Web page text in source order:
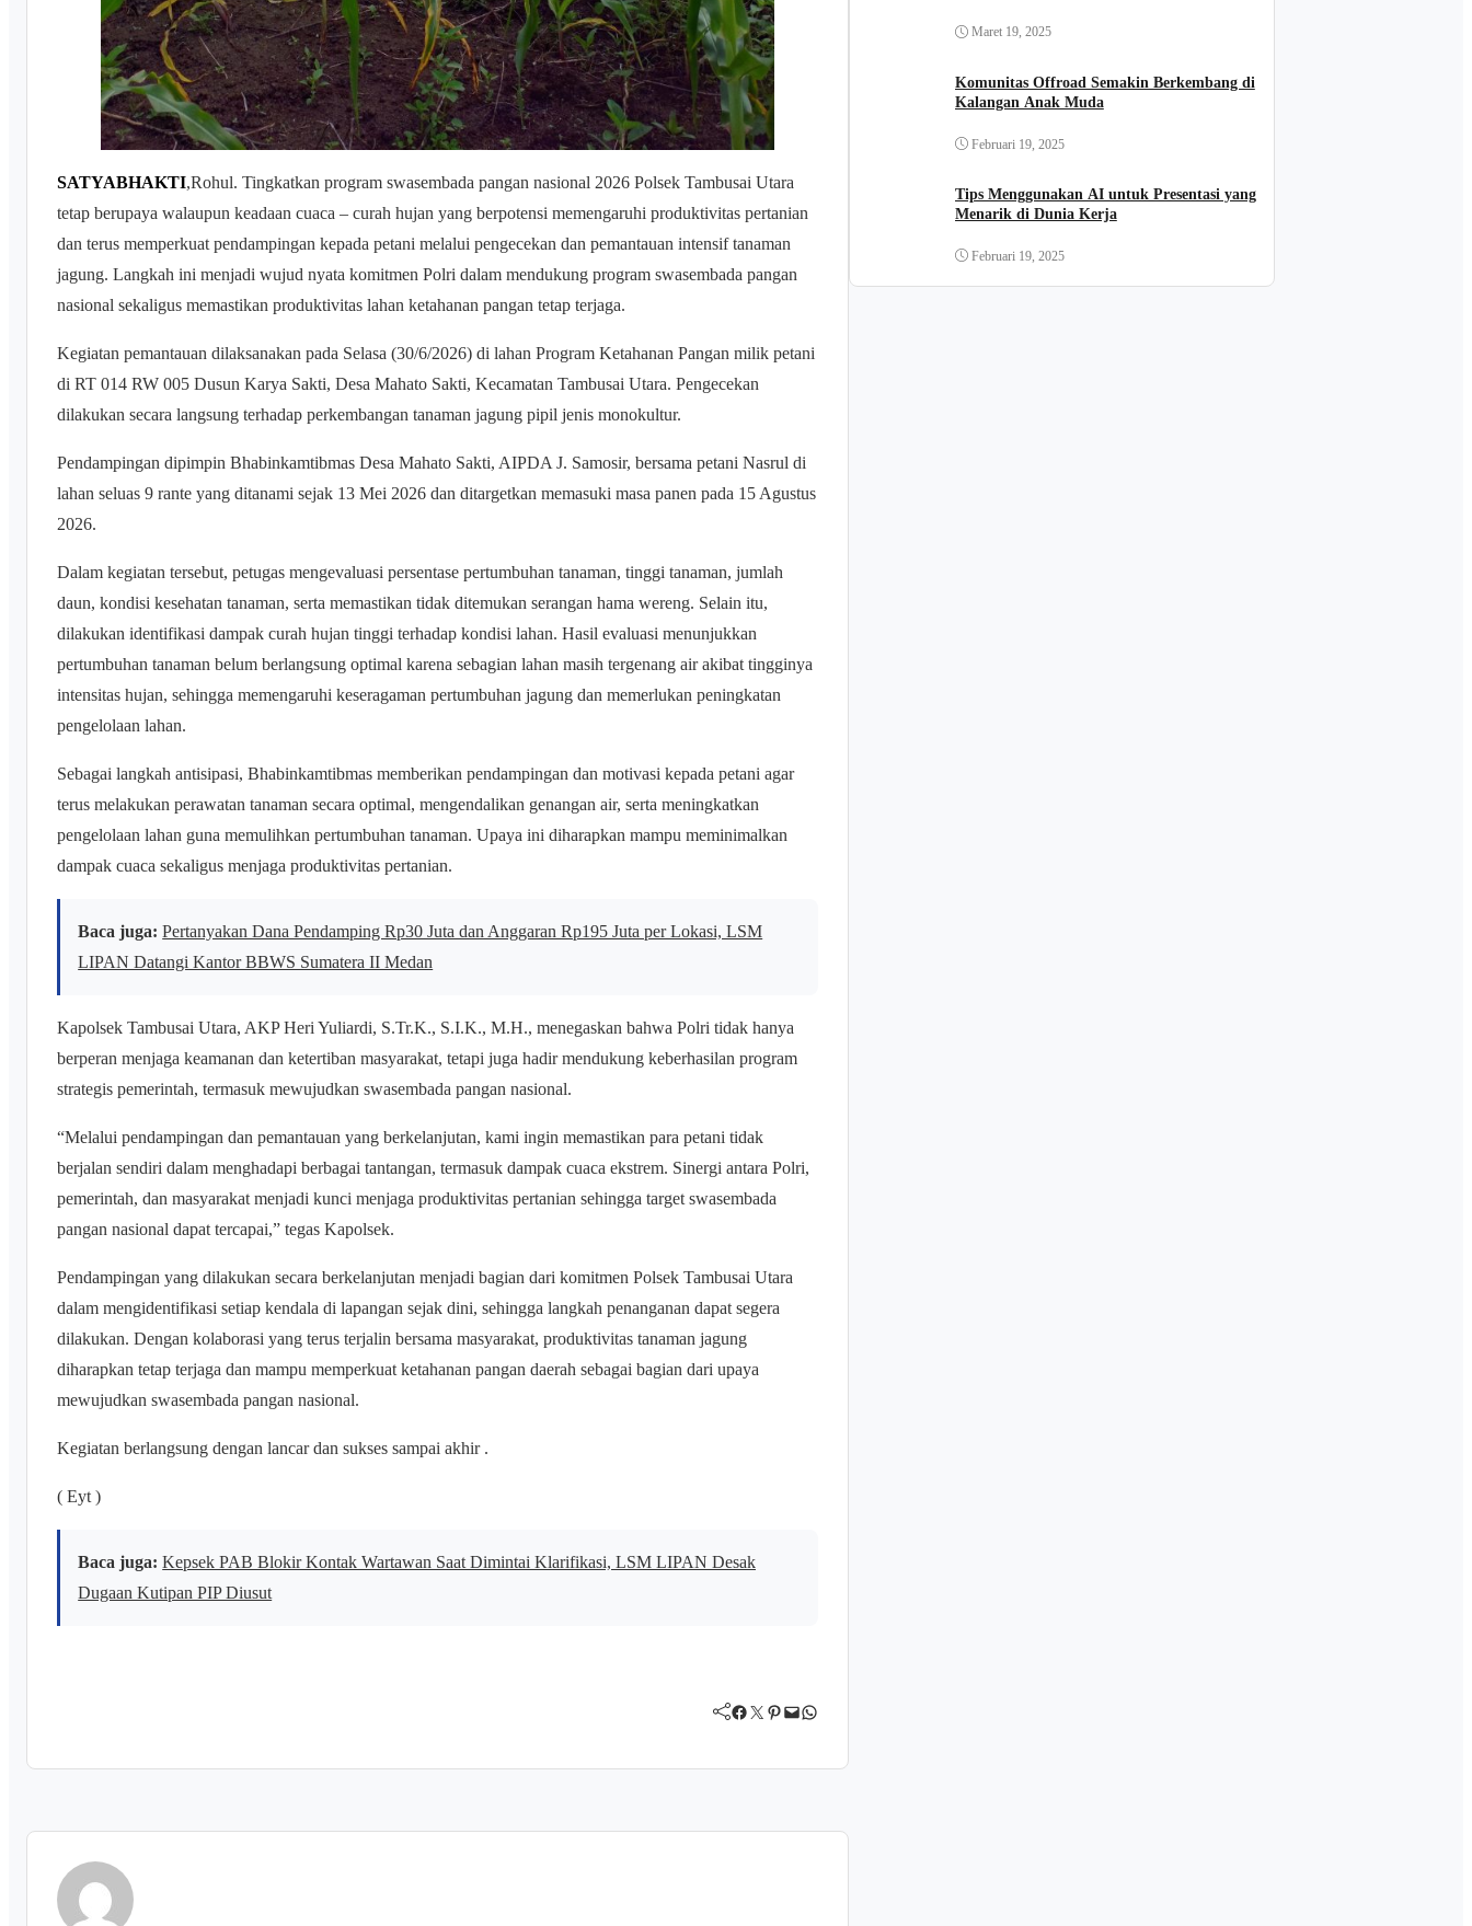
SATYABHAKTI,Rohul. Tingkatkan program swasembada pangan nasional 2026 Polsek Tambusai Utara
tetap berupaya walaupun keadaan cuaca – curah hujan yang berpotensi memengaruhi produktivitas pertanian
dan terus memperkuat pendampingan kepada petani melalui pengecekan dan pemantauan intensif tanaman
jagung. Langkah ini menjadi wujud nyata komitmen Polri dalam mendukung program swasembada pangan
nasional sekaligus memastikan produktivitas lahan ketahanan pangan tetap terjaga.
Kegiatan pemantauan dilaksanakan pada Selasa (30/6/2026) di lahan Program Ketahanan Pangan milik petani
di RT 014 RW 005 Dusun Karya Sakti, Desa Mahato Sakti, Kecamatan Tambusai Utara. Pengecekan
dilakukan secara langsung terhadap perkembangan tanaman jagung pipil jenis monokultur.
Pendampingan dipimpin Bhabinkamtibmas Desa Mahato Sakti, AIPDA J. Samosir, bersama petani Nasrul di
lahan seluas 9 rante yang ditanami sejak 13 Mei 2026 dan ditargetkan memasuki masa panen pada 15 Agustus
2026.
Dalam kegiatan tersebut, petugas mengevaluasi persentase pertumbuhan tanaman, tinggi tanaman, jumlah
daun, kondisi kesehatan tanaman, serta memastikan tidak ditemukan serangan hama wereng. Selain itu,
dilakukan identifikasi dampak curah hujan tinggi terhadap kondisi lahan. Hasil evaluasi menunjukkan
pertumbuhan tanaman belum berlangsung optimal karena sebagian lahan masih tergenang air akibat tingginya
intensitas hujan, sehingga memengaruhi keseragaman pertumbuhan jagung dan memerlukan peningkatan
pengelolaan lahan.
Sebagai langkah antisipasi, Bhabinkamtibmas memberikan pendampingan dan motivasi kepada petani agar
terus melakukan perawatan tanaman secara optimal, mengendalikan genangan air, serta meningkatkan
pengelolaan lahan guna memulihkan pertumbuhan tanaman. Upaya ini diharapkan mampu meminimalkan
dampak cuaca sekaligus menjaga produktivitas pertanian.
Baca juga: Pertanyakan Dana Pendamping Rp30 Juta dan Anggaran Rp195 Juta per Lokasi, LSM
LIPAN Datangi Kantor BBWS Sumatera II Medan
Kapolsek Tambusai Utara, AKP Heri Yuliardi, S.Tr.K., S.I.K., M.H., menegaskan bahwa Polri tidak hanya
berperan menjaga keamanan dan ketertiban masyarakat, tetapi juga hadir mendukung keberhasilan program
strategis pemerintah, termasuk mewujudkan swasembada pangan nasional.
“Melalui pendampingan dan pemantauan yang berkelanjutan, kami ingin memastikan para petani tidak
berjalan sendiri dalam menghadapi berbagai tantangan, termasuk dampak cuaca ekstrem. Sinergi antara Polri,
pemerintah, dan masyarakat menjadi kunci menjaga produktivitas pertanian sehingga target swasembada
pangan nasional dapat tercapai,” tegas Kapolsek.
Pendampingan yang dilakukan secara berkelanjutan menjadi bagian dari komitmen Polsek Tambusai Utara
dalam mengidentifikasi setiap kendala di lapangan sejak dini, sehingga langkah penanganan dapat segera
dilakukan. Dengan kolaborasi yang terus terjalin bersama masyarakat, produktivitas tanaman jagung
diharapkan tetap terjaga dan mampu memperkuat ketahanan pangan daerah sebagai bagian dari upaya
mewujudkan swasembada pangan nasional.
Kegiatan berlangsung dengan lancar dan sukses sampai akhir .
( Eyt )
Baca juga: Kepsek PAB Blokir Kontak Wartawan Saat Dimintai Klarifikasi, LSM LIPAN Desak
Dugaan Kutipan PIP Diusut
Facebook Twitter Pinterest Mail WhatsApp
Maret 19, 2025
Komunitas Offroad Semakin Berkembang di
Kalangan Anak Muda
Februari 19, 2025
Tips Menggunakan AI untuk Presentasi yang
Menarik di Dunia Kerja
Februari 19, 2025